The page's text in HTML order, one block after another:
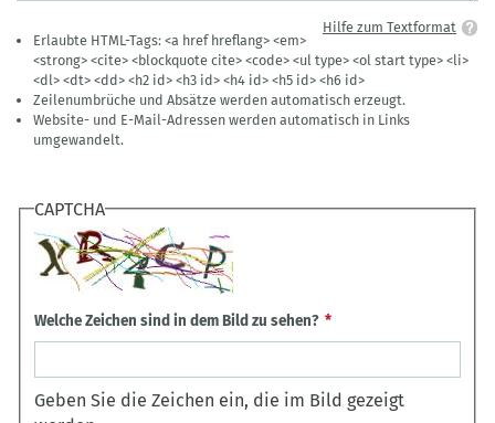
Hilfe zum Textformat
Erlaubte HTML-Tags: <a href hreflang> <em>
<strong> <cite> <blockquote cite> <code> <ul type> <ol start type> <li>
<dl> <dt> <dd> <h2 id> <h3 id> <h4 id> <h5 id> <h6 id>
Zeilenumbrüche und Absätze werden automatisch erzeugt.
Website- und E-Mail-Adressen werden automatisch in Links
umgewandelt.
CAPTCHA
Welche Zeichen sind in dem Bild zu sehen?
Geben Sie die Zeichen ein, die im Bild gezeigt